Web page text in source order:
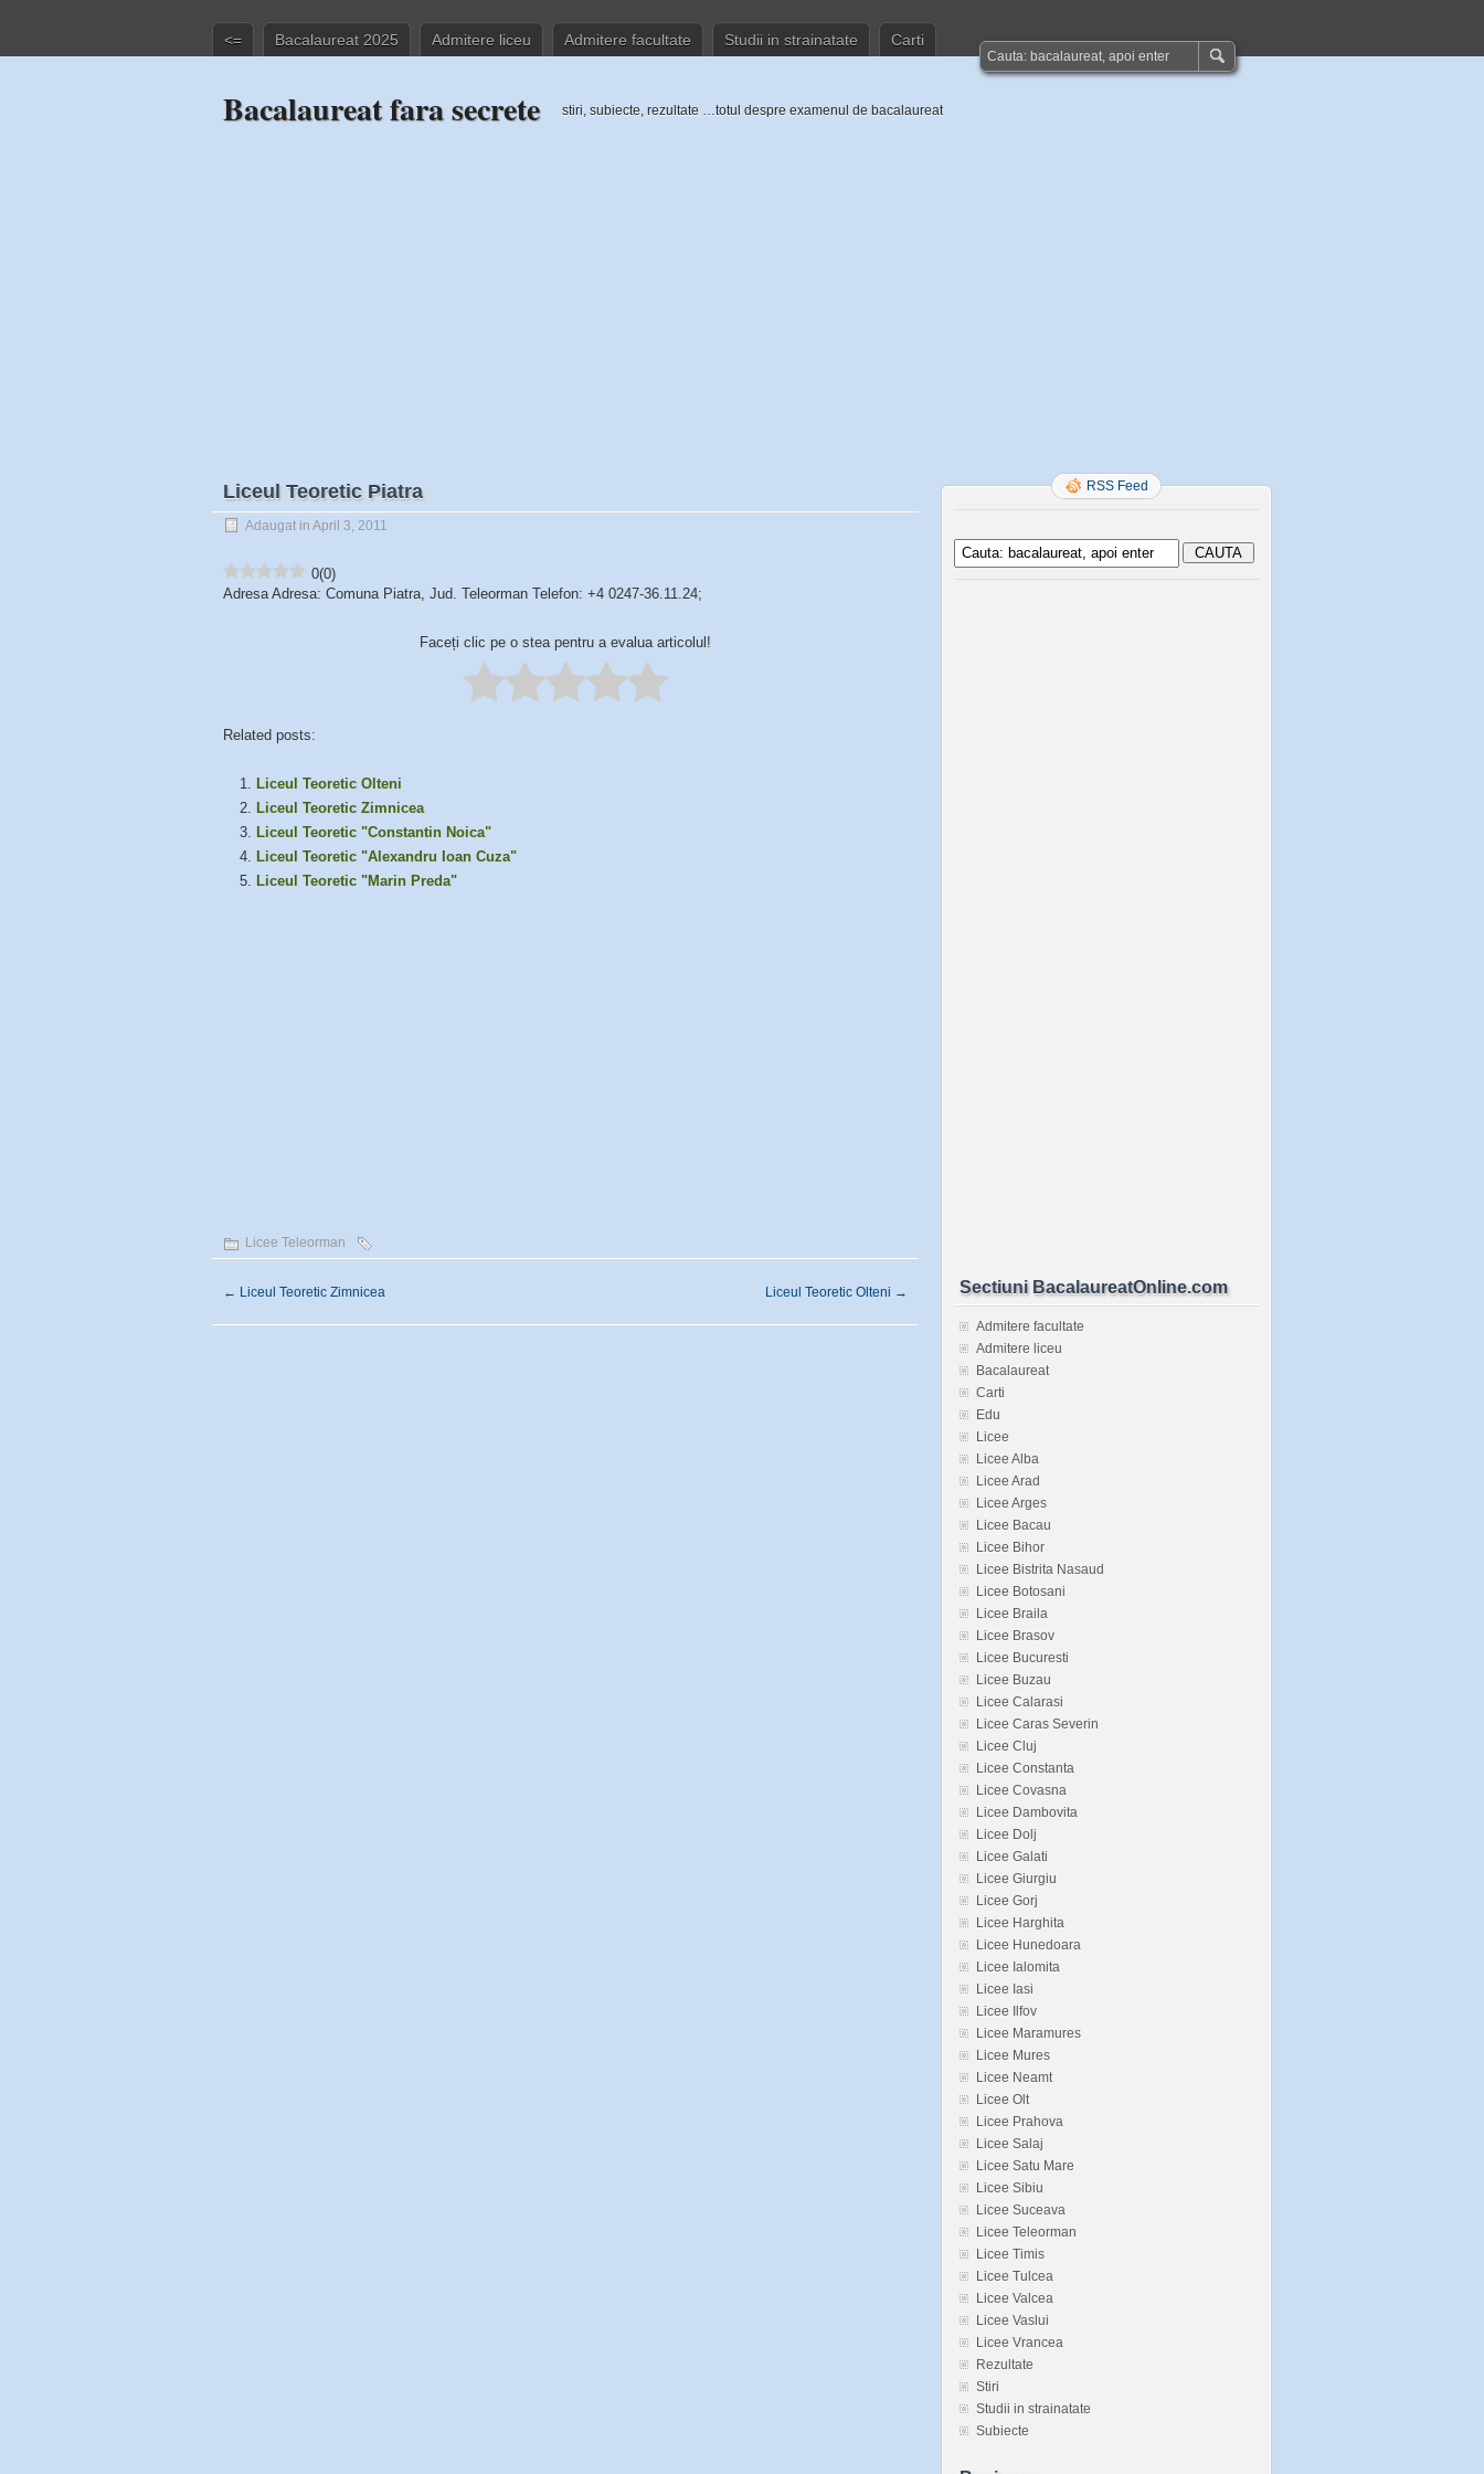
<= Bacalaureat 2025 Admitere liceu Admitere facultate Studii in strainatate Carti
Bacalaureat fara secrete stiri, subiecte, rezultate …totul despre examenul de bacalaureat
Liceul Teoretic Piatra
Adaugat in April 3, 2011
0(0)
Adresa Adresa: Comuna Piatra, Jud. Teleorman Telefon: +4 0247-36.11.24;
Faceți clic pe o stea pentru a evalua articolul!
Related posts:
Liceul Teoretic Olteni
Liceul Teoretic Zimnicea
Liceul Teoretic "Constantin Noica"
Liceul Teoretic "Alexandru Ioan Cuza"
Liceul Teoretic "Marin Preda"
Licee Teleorman
← Liceul Teoretic Zimnicea Liceul Teoretic Olteni →
RSS Feed
Sectiuni BacalaureatOnline.com
Admitere facultate
Admitere liceu
Bacalaureat
Carti
Edu
Licee
Licee Alba
Licee Arad
Licee Arges
Licee Bacau
Licee Bihor
Licee Bistrita Nasaud
Licee Botosani
Licee Braila
Licee Brasov
Licee Bucuresti
Licee Buzau
Licee Calarasi
Licee Caras Severin
Licee Cluj
Licee Constanta
Licee Covasna
Licee Dambovita
Licee Dolj
Licee Galati
Licee Giurgiu
Licee Gorj
Licee Harghita
Licee Hunedoara
Licee Ialomita
Licee Iasi
Licee Ilfov
Licee Maramures
Licee Mures
Licee Neamt
Licee Olt
Licee Prahova
Licee Salaj
Licee Satu Mare
Licee Sibiu
Licee Suceava
Licee Teleorman
Licee Timis
Licee Tulcea
Licee Valcea
Licee Vaslui
Licee Vrancea
Rezultate
Stiri
Studii in strainatate
Subiecte